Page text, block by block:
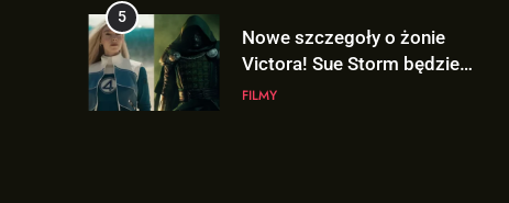
5
Nowe szczegoły o żonie
Victora! Sue Storm będzie
miała ważny wątek w
FILMY